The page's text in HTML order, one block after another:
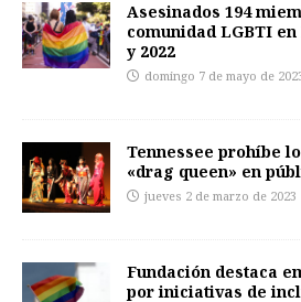
Asesinados 194
comunidad LGBTI
y 2022
domingo 7 de mayo de
Tennessee prohíbe
«drag queen» en
jueves 2 de marzo de 2023
Fundación destaca
por iniciativas de